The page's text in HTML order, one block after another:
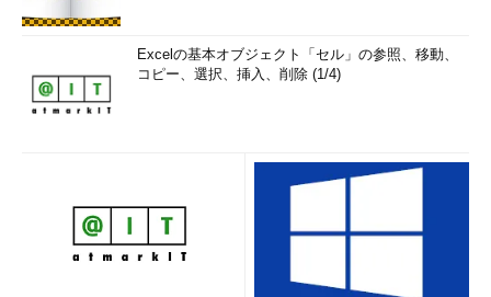
Excelの基本オブジェクト「セル」の参照、移動、
コピー、選択、挿入、削除 (1/4)